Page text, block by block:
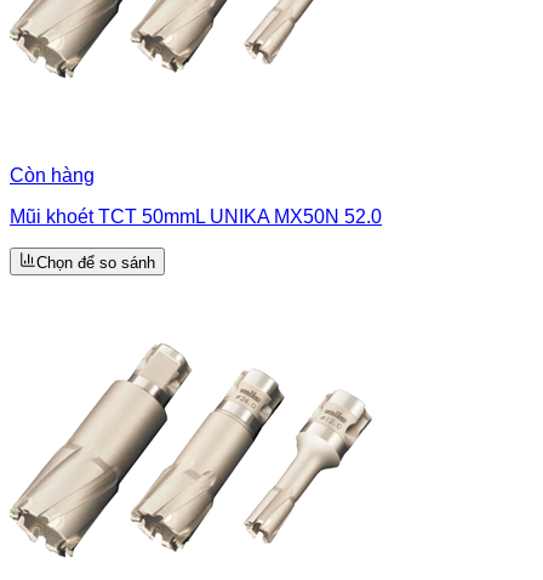
Còn hàng
Mũi khoét TCT 50mmL UNIKA MX50N 52.0
Chọn để so sánh